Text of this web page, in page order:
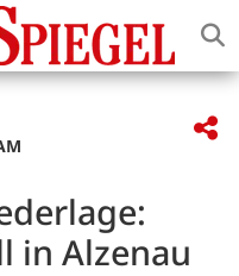
in Alzenau